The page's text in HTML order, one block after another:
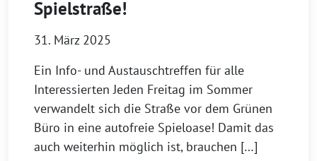
Spielstraße!
31. März 2025
Ein Info- und Austauschtreffen für alle
Interessierten Jeden Freitag im Sommer
verwandelt sich die Straße vor dem Grünen
Büro in eine autofreie Spieloase! Damit das
auch weiterhin möglich ist, brauchen […]